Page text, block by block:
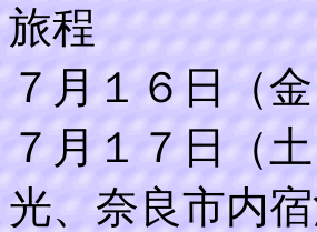
旅程
７月１６日（
７月１７日（
光、奈良市内